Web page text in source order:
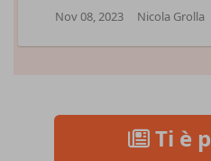
Nov 08, 2023 Nicola Grolla
Ti è